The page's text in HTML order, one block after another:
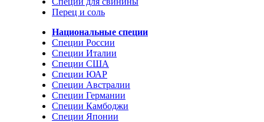
Перец и соль
Национальные специи
Специи России
Специи Италии
Специи США
Специи ЮАР
Специи Австралии
Специи Германии
Специи Камбоджи
Специи Японии